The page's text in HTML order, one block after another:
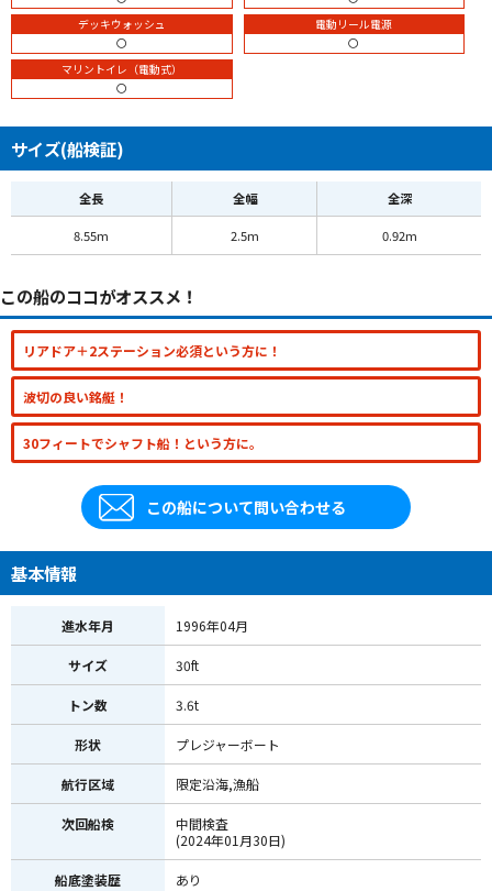
デッキウォッシュ
〇
電動リール電源
〇
マリントイレ（電動式）
〇
サイズ(船検証)
全長 全幅 全深
8.55m 2.5m 0.92m
この船のココがオススメ！
リアドア＋2ステーション必須という方に！
波切の良い銘艇！
30フィートでシャフト船！という方に。
この船について問い合わせる
基本情報
進水年月 1996年04月
サイズ 30ft
トン数 3.6t
形状 プレジャーボート
航行区域 限定沿海,漁船
次回船検
中間検査
(2024年01月30日)
船底塗装歴 あり